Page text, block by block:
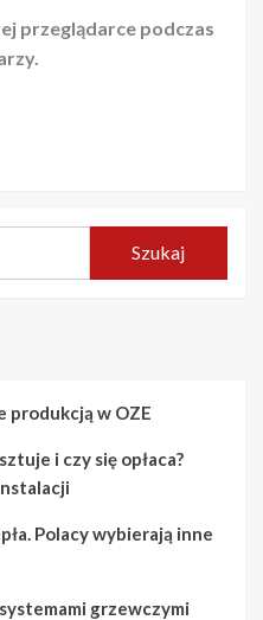
przeglądarce podczas
produkcją w OZE
i czy się opłaca?
Polacy wybierają inne
grzewczymi